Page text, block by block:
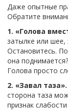
Даже опытные
Обратите
1. «Голова
затылке или шее,
Остановитесь.
она
Голова просто
2. «Завал таза».
сторона таза
признак